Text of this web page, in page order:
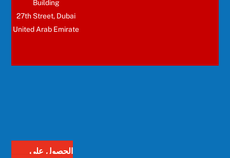
Building
27th Street, Dubai
United Arab Emirate
الحصول على